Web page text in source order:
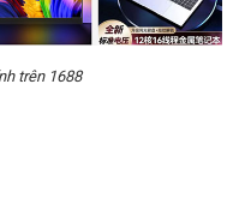
trên 1688